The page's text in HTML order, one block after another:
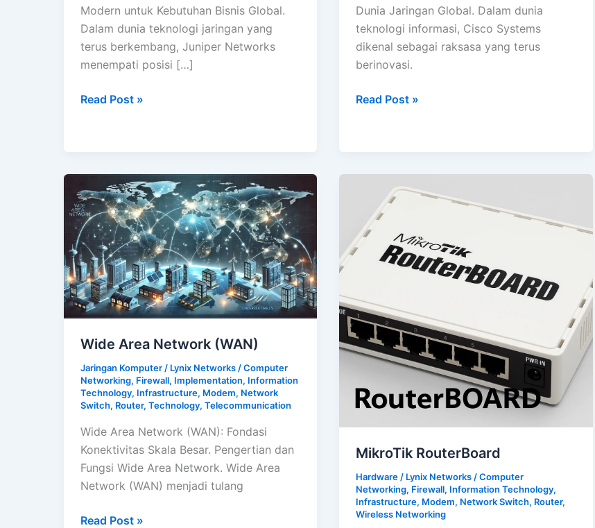
Modern untuk Kebutuhan Bisnis Global.
Dalam dunia teknologi jaringan yang
terus berkembang, Juniper Networks
menempati posisi […]
Juniper
Read Post »
Dunia Jaringan Global. Dalam dunia
teknologi informasi, Cisco Systems
dikenal sebagai raksasa yang terus
berinovasi.
Cisco
Read Post »
Wide Area Network (WAN)
Jaringan Komputer/ Lynix Networks/Computer
Networking, Firewall, Implementation, Information
Technology, Infrastructure, Modem, Network
Switch, Router, Technology, Telecommunication
Wide Area Network (WAN): Fondasi
Konektivitas Skala Besar. Pengertian dan
Fungsi Wide Area Network. Wide Area
Network (WAN) menjadi tulang
Wide
Read Post »
MikroTik RouterBoard
Hardware / Lynix Networks /Computer
Networking, Firewall, Information Technology,
Infrastructure, Modem, Network Switch, Router,
Wireless Networking